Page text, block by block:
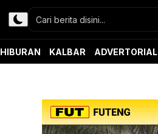
HIBURAN KALBAR ADVERTORIAL